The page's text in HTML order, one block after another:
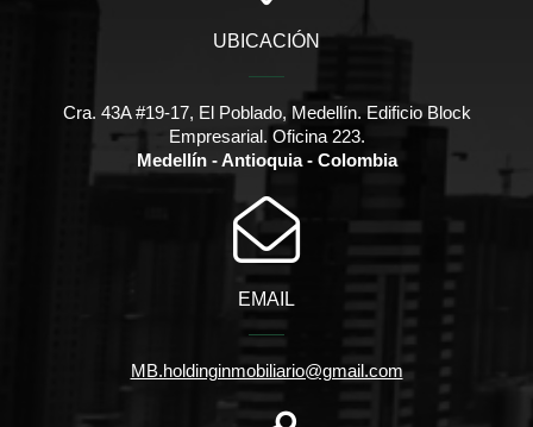
UBICACIÓN
Cra. 43A #19-17, El Poblado, Medellín. Edificio Block
Empresarial. Oficina 223.
Medellín - Antioquia - Colombia
EMAIL
MB.holdinginmobiliario@gmail.com